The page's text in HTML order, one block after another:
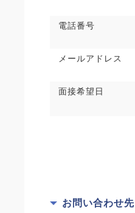
電話番号
メールアドレス
面接希望日
お問い合わせ先